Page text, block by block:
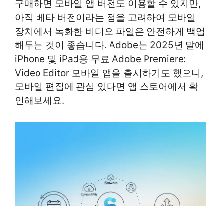
구매하면 모바일 앱 버전도 이용할 수 있지만,
아직 베타 버전이라는 점을 고려하여 모바일
장치에서 녹화한 비디오 파일은 안전하게 백업
해두는 것이 좋습니다. Adobe는 2025년 말에
iPhone 및 iPad용 무료 Adobe Premiere:
Video Editor 모바일 앱을 출시하기도 했으니,
모바일 편집에 관심 있다면 앱 스토어에서 확
인해보세요.